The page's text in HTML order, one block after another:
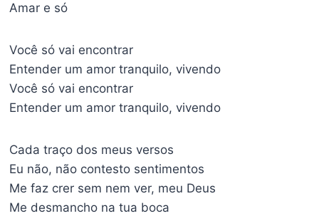
Amar e só
Você só vai encontrar
Entender um amor tranquilo, vivendo
Você só vai encontrar
Entender um amor tranquilo, vivendo
Cada traço dos meus versos
Eu não, não contesto sentimentos
Me faz crer sem nem ver, meu Deus
Me desmancho na tua boca